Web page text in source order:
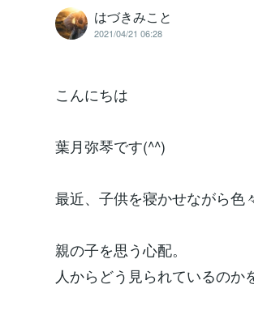
はづきみこと
2021/04/21 06:28
こんにちは
葉月弥琴です(^^)
最近、子供を寝かせながら色
親の子を思う心配。
人からどう見られているのか